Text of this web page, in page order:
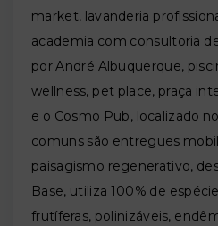
market, lavanderia
academia com consultoria
por André Albuquerque,
wellness, pet place, praça
e o Cosmo Pub, localizado
comuns são entregues
paisagismo regenerativo,
Base, utiliza 100% de
frutíferas, polinizáveis,